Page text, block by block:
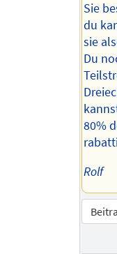
Sie
du
sie
Du
80%
Rolf